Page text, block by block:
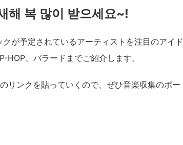
해 복 많이 받으세요~!
が予定されているアーティストを注目のアイド
HOP、バラードまでご紹介します。
リンクを貼っていくので、ぜひ音楽収集のポー